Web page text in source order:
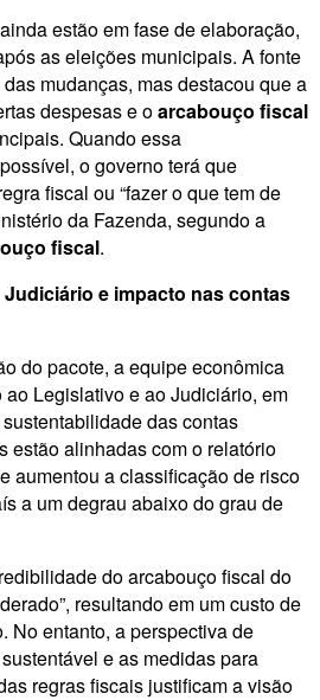
estão em fase de elaboração,
as eleições municipais. A fonte
mudanças, mas destacou que a
despesas e oarcabouço fiscal
Quando essa
o governo terá que
fiscal ou “fazer o que tem de
da Fazenda, segundo a
fiscal.
e impacto nas contas
do pacote, a equipe econômica
Legislativo e ao Judiciário, em
das contas
estão alinhadas com o relatório
aumentou a classificação de risco
a um degrau abaixo do grau de
do arcabouço fiscal do
resultando em um custo de
No entanto, a perspectiva de
e as medidas para
regras fiscais justificam a visão